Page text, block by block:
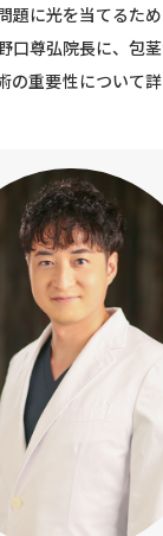
題に光を当てるた
口尊弘院長に、包
の重要性について